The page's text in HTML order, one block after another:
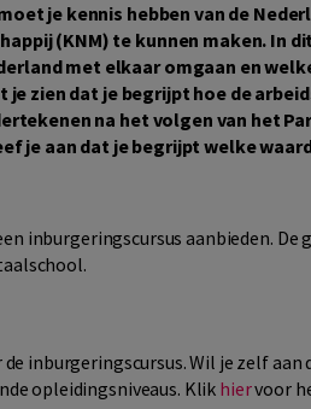
je kennis hebben van de
(KNM) te kunnen maken. In
met elkaar omgaan en
je zien dat je begrijpt hoe de
na het volgen van het
je aan dat je begrijpt welke
inburgeringscursus aanbieden. De
inburgeringscursus. Wil je zelf aan
opleidingsniveaus. Klik hiervoor